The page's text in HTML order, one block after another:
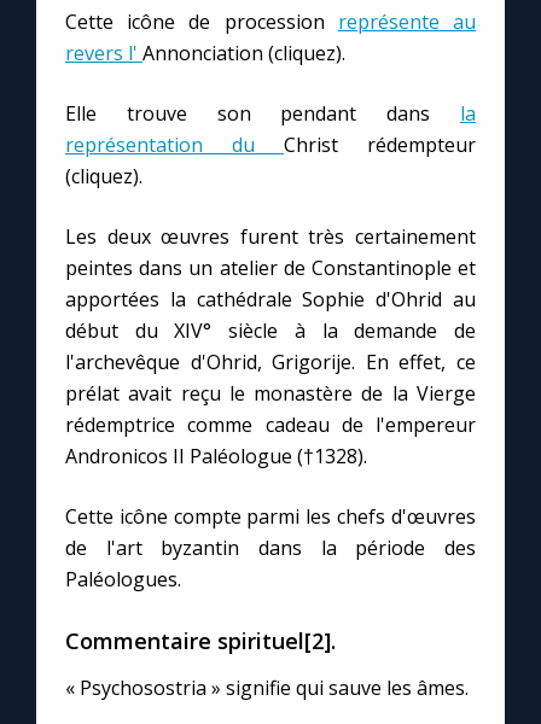
Les premiers samedis du mois
Me consacrer à Jésus par Marie
Mes intentions de prière
Une Minute avec Marie
Une neuvaine
À la une
Chapelet pour le monde
Contact
Faire un don
Cette icône de procession représente au
revers l' Annonciation (cliquez).
Elle trouve son pendant dans la
représentation du Christ rédempteur
(cliquez).
Les deux œuvres furent très certainement
peintes dans un atelier de Constantinople et
apportées la cathédrale Sophie d'Ohrid au
début du XIV° siècle à la demande de
l'archevêque d'Ohrid, Grigorije. En effet, ce
prélat avait reçu le monastère de la Vierge
rédemptrice comme cadeau de l'empereur
Andronicos II Paléologue (†1328).
Cette icône compte parmi les chefs d'œuvres
de l'art byzantin dans la période des
Paléologues.
Commentaire spirituel[2].
« Psychosostria » signifie qui sauve les âmes.